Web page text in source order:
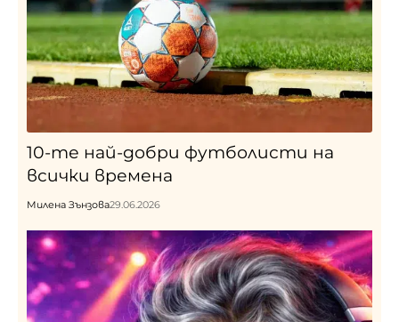
10-те най-добри футболисти на
всички времена
Милена Зънзова29.06.2026